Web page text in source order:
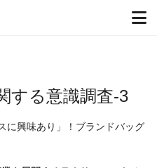
する意識調査-3
に興味あり」！ブランドバッグ